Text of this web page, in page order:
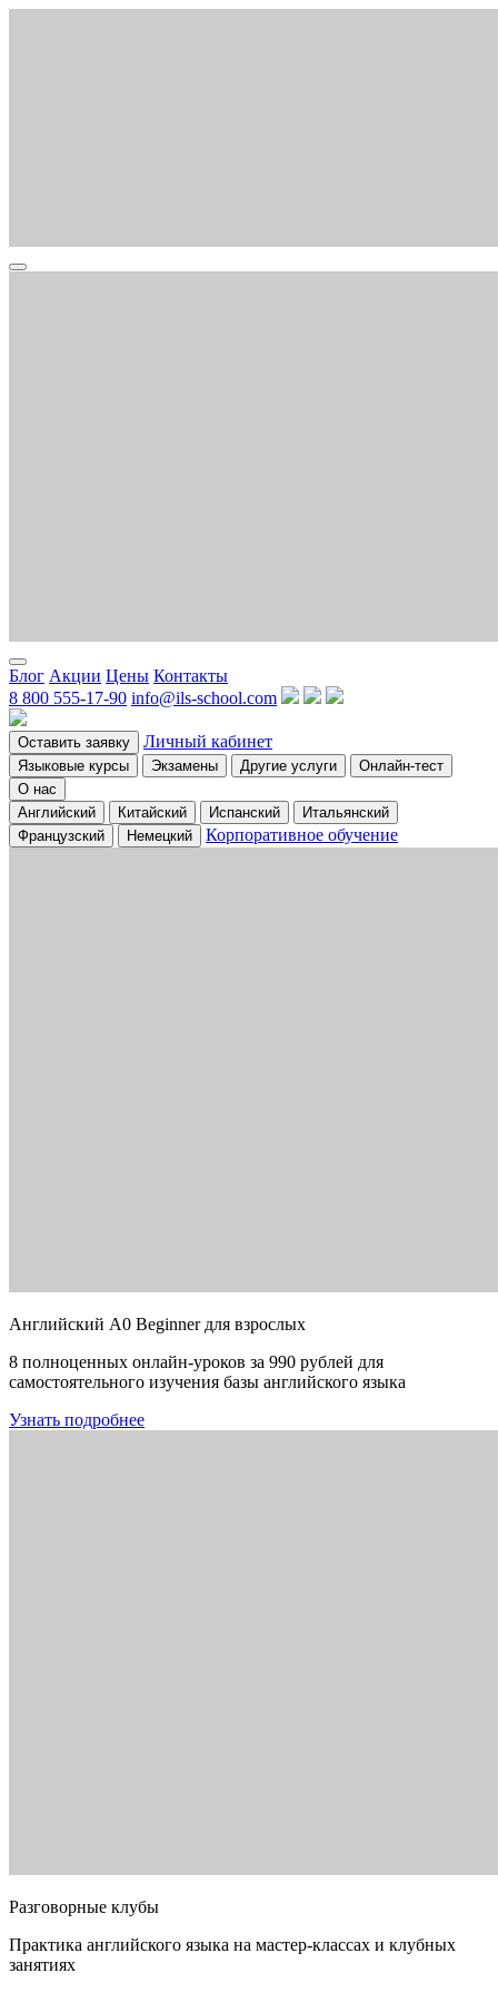
Блог Акции Цены Контакты
8 800 555-17-90 info@ils-school.com
Оставить заявку Личный кабинет
Языковые курсы Экзамены Другие услуги
Онлайн-тест
О нас
Английский
Китайский Испанский
Итальянский
Французский
Немецкий Корпоративное обучение
Английский A0 Beginner для взрослых
8 полноценных онлайн-уроков за 990 рублей для
самостоятельного изучения базы английского языка
Узнать подробнее
Разговорные клубы
Практика английского языка на мастер-классах и клубных
занятиях